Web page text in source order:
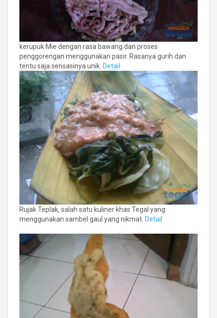
kerupuk Mie dengan rasa bawang dan proses
penggorengan menggunakan pasir. Rasanya gurih dan
tentu saja sensasinya unik. Detail
Rujak Teplak, salah satu kuliner khas Tegal yang
menggunakan sambel gaul yang nikmat. Detail